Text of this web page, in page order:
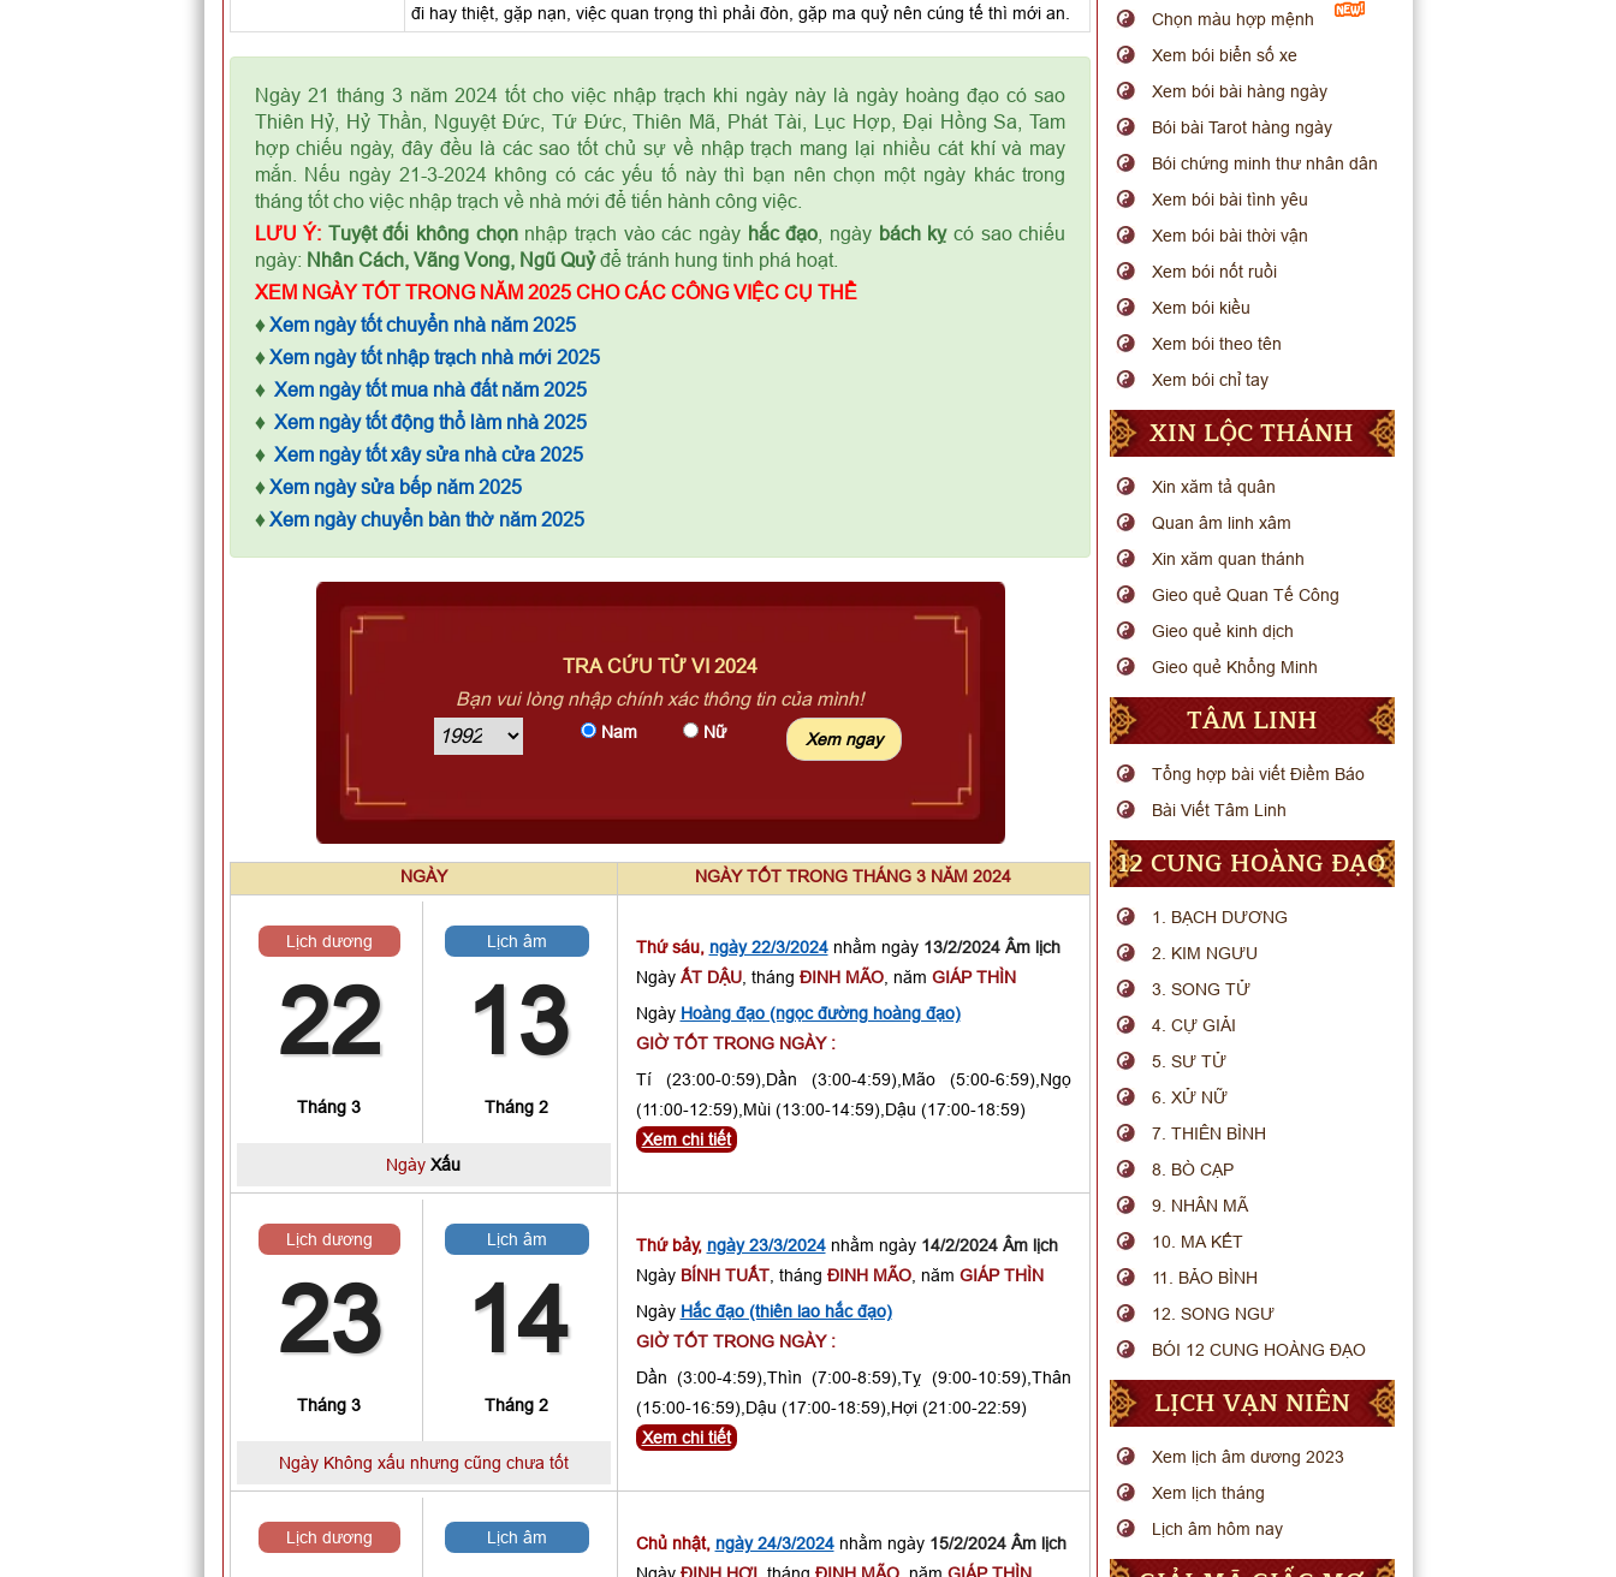
đi hay thiệt, gặp nạn, việc quan trọng thì phải đòn, gặp ma quỷ nên cúng tế thì mới an.
Ngày 21 tháng 3 năm 2024 tốt cho việc nhập trạch khi ngày này là ngày hoàng đạo có sao
Thiên Hỷ, Hỷ Thần, Nguyệt Đức, Tứ Đức, Thiên Mã, Phát Tài, Lục Hợp, Đại Hồng Sa, Tam
hợp chiếu ngày, đây đều là các sao tốt chủ sự về nhập trạch mang lại nhiều cát khí và may
mắn. Nếu ngày 21-3-2024 không có các yếu tố này thì bạn nên chọn một ngày khác trong
tháng tốt cho việc nhập trạch về nhà mới để tiến hành công việc.
LƯU Ý: Tuyệt đối không chọnnhập trạch vào các ngày hắc đạo , ngày bách kỵcó sao chiếu
ngày: Nhân Cách, Vãng Vong, Ngũ Quỷđể tránh hung tinh phá hoạt.
XEM NGÀY TỐT TRONG NĂM 2025 CHO CÁC CÔNG VIỆC CỤ THỂ
♦ Xem ngày tốt chuyển nhà năm 2025
♦ Xem ngày tốt nhập trạch nhà mới 2025
♦ Xem ngày tốt mua nhà đất năm 2025
♦ Xem ngày tốt động thổ làm nhà 2025
♦ Xem ngày tốt xây sửa nhà cửa 2025
♦ Xem ngày sửa bếp năm 2025
♦ Xem ngày chuyển bàn thờ năm 2025
TRA CỨU TỬ VI 2024
Bạn vui lòng nhập chính xác thông tin của mình!
Nam Nữ
NGÀY NGÀY TỐT TRONG THÁNG 3 NĂM 2024
Lịch dương
22
Tháng 3
Lịch âm
13
Tháng 2
Ngày Xấu
Thứ sáu, ngày 22/3/2024nhằm ngày 13/2/2024 Âm lịch
Ngày ẤT DẬU, tháng ĐINH MÃO, năm GIÁP THÌN
Ngày Hoàng đạo (ngọc đường hoàng đạo)
GIỜ TỐT TRONG NGÀY :
Tí (23:00-0:59),Dần (3:00-4:59),Mão (5:00-6:59),Ngọ
(11:00-12:59),Mùi (13:00-14:59),Dậu (17:00-18:59)
Xem chi tiết
Lịch dương
23
Tháng 3
Lịch âm
14
Tháng 2
Ngày Không xấu nhưng cũng chưa tốt
Thứ bảy, ngày 23/3/2024nhằm ngày 14/2/2024 Âm lịch
Ngày BÍNH TUẤT, tháng ĐINH MÃO, năm GIÁP THÌN
Ngày Hắc đạo (thiên lao hắc đạo)
GIỜ TỐT TRONG NGÀY :
Dần (3:00-4:59),Thìn (7:00-8:59),Tỵ (9:00-10:59),Thân
(15:00-16:59),Dậu (17:00-18:59),Hợi (21:00-22:59)
Xem chi tiết
Lịch dương Lịch âm Chủ nhật, ngày 24/3/2024nhằm ngày 15/2/2024 Âm lịch
Chọn màu hợp mệnh
Xem bói biển số xe
Xem bói bài hàng ngày
Bói bài Tarot hàng ngày
Bói chứng minh thư nhân dân
Xem bói bài tình yêu
Xem bói bài thời vận
Xem bói nốt ruồi
Xem bói kiều
Xem bói theo tên
Xem bói chỉ tay
XIN LỘC THÁNH
Xin xăm tả quân
Quan âm linh xâm
Xin xăm quan thánh
Gieo quẻ Quan Tế Công
Gieo quẻ kinh dịch
Gieo quẻ Khổng Minh
TÂM LINH
Tổng hợp bài viết Điềm Báo
Bài Viết Tâm Linh
12 CUNG HOÀNG ĐẠO
1. BẠCH DƯƠNG
2. KIM NGƯU
3. SONG TỬ
4. CỰ GIẢI
5. SƯ TỬ
6. XỬ NỮ
7. THIÊN BÌNH
8. BÒ CẠP
9. NHÂN MÃ
10. MA KẾT
11. BẢO BÌNH
12. SONG NGƯ
BÓI 12 CUNG HOÀNG ĐẠO
LỊCH VẠN NIÊN
Xem lịch âm dương 2023
Xem lịch tháng
Lịch âm hôm nay